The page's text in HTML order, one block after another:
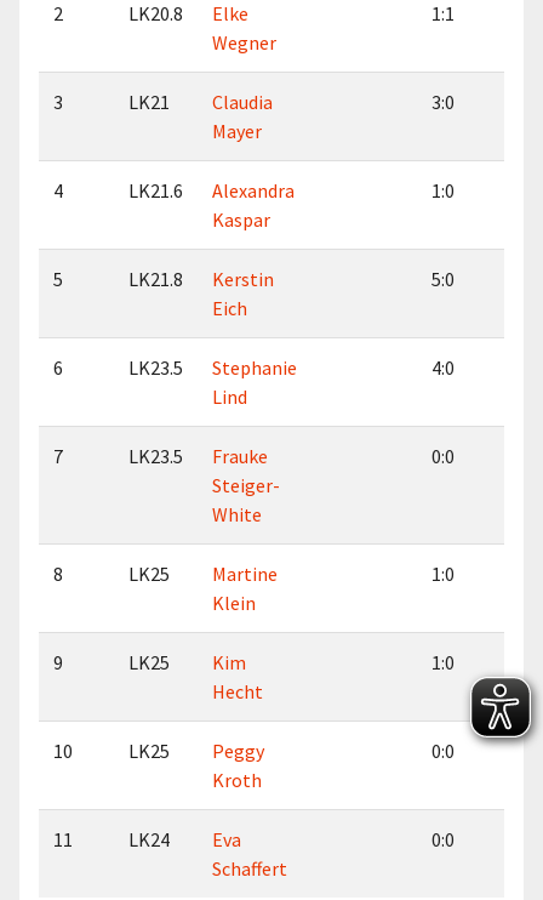
2 LK20.8
Elke
Wegner
1:1
3 LK21
Claudia
Mayer
3:0
4 LK21.6
Alexandra
Kaspar
1:0
5 LK21.8
Kerstin
Eich
5:0
6 LK23.5
Stephanie
Lind
4:0
7 LK23.5
Frauke
Steiger-
White
0:0
8 LK25
Martine
Klein
1:0
9 LK25
Kim
Hecht
1:0
10 LK25
Peggy
Kroth
0:0 0:1
11 LK24
Eva
Schaffert
0:0